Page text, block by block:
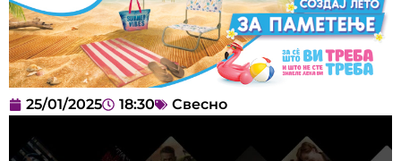
25/01/2025 18:30 Свесно